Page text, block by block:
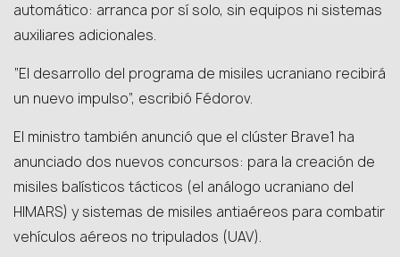
automático: arranca por sí solo, sin equipos ni sistemas
auxiliares adicionales.
“El desarrollo del programa de misiles ucraniano recibirá
un nuevo impulso”, escribió Fédorov.
El ministro también anunció que el clúster Brave1 ha
anunciado dos nuevos concursos: para la creación de
misiles balísticos tácticos (el análogo ucraniano del
HIMARS) y sistemas de misiles antiaéreos para combatir
vehículos aéreos no tripulados (UAV).